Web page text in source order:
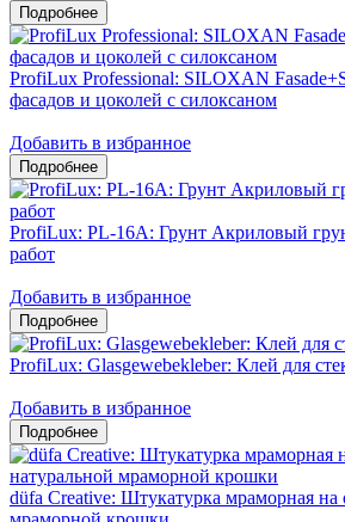
ProfiLux Professional: SILOXAN
фасадов и цоколей c силоксаном
Добавить в избранное
ProfiLux: PL-16A: Грунт Акриловый
работ
Добавить в избранное
ProfiLux: Glasgewebekleber: Клей для
Добавить в избранное
düfa Creative: Штукатурка мраморная на